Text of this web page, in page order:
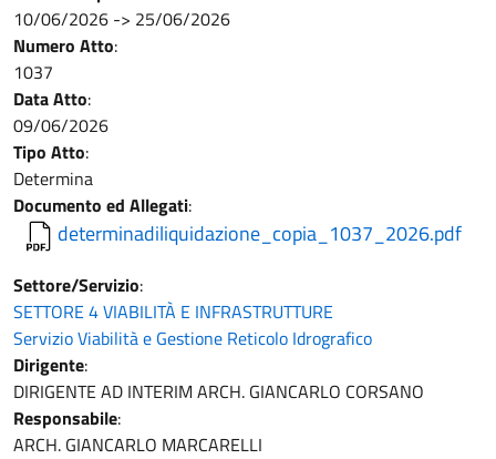
10/06/2026 -> 25/06/2026
Numero Atto:
1037
Data Atto:
09/06/2026
Tipo Atto:
Determina
Documento ed Allegati:
determinadiliquidazione_copia_1037_2026.pdf
Settore/Servizio:
SETTORE 4 VIABILITÀ E INFRASTRUTTURE
Servizio Viabilità e Gestione Reticolo Idrografico
Dirigente:
DIRIGENTE AD INTERIM ARCH. GIANCARLO CORSANO
Responsabile:
ARCH. GIANCARLO MARCARELLI